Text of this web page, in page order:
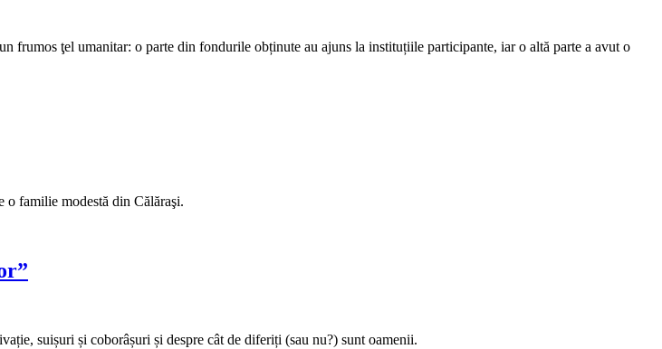
ţel umanitar: o parte din fondurile obținute au ajuns la instituțiile participante, iar o altă parte a avut o
o familie modestă din Călăraşi.
suișuri și coborâșuri și despre cât de diferiți (sau nu?) sunt oamenii.